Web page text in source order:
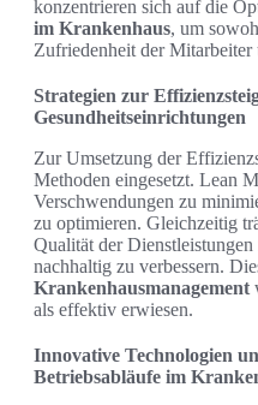
konzentrieren sich auf die
im Krankenhaus, um
Zufriedenheit der Mitarbeiter
Strategien zur
Gesundheitseinrichtungen
Zur Umsetzung der
Methoden eingesetzt. Lean
Verschwendungen zu
zu optimieren. Gleichzeitig
Qualität der
nachhaltig zu verbessern.
Krankenhausmanagement
als effektiv erwiesen.
Innovative Technologien
Betriebsabläufe im